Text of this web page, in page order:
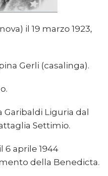
il 19 marzo 1923,
Gerli (casalinga).
Liguria dal
Settimio.
6 aprile 1944
della Benedicta.